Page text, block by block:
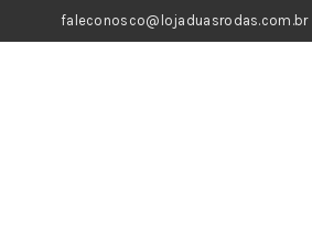
faleconosco@lojaduasrodas.com.br|